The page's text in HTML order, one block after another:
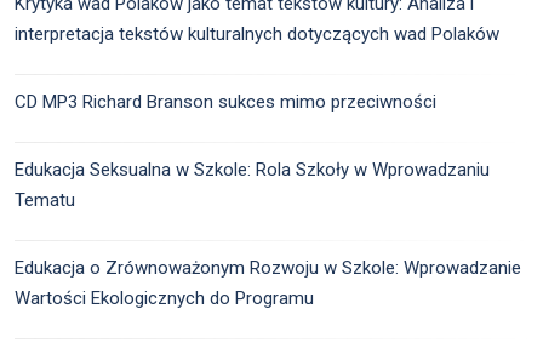
interpretacja tekstów kulturalnych dotyczących wad Polaków
CD MP3 Richard Branson sukces mimo przeciwności
Edukacja Seksualna w Szkole: Rola Szkoły w Wprowadzaniu
Tematu
Edukacja o Zrównoważonym Rozwoju w Szkole: Wprowadzanie
Wartości Ekologicznych do Programu